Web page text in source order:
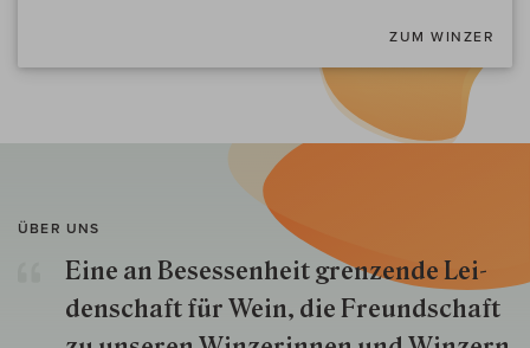
ZUM WINZER
ÜBER UNS
Eine an Besessenheit gren­zende Lei­
den­schaft für Wein, die Freund­schaft